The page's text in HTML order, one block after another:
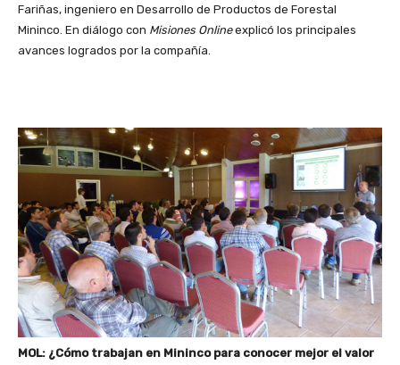
Fariñas, ingeniero en Desarrollo de Productos de Forestal
Mininco. En diálogo con Misiones Onlineexplicó los principales
avances logrados por la compañía.
MOL: ¿Cómo trabajan en Mininco para conocer mejor el valor